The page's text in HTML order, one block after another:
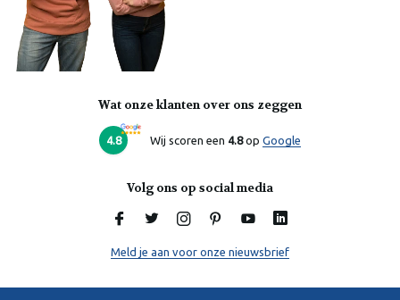
Wat onze klanten over ons zeggen
4.8 Wij scoren een 4.8op Google
Volg ons op social media
Meld je aan voor onze nieuwsbrief
Online